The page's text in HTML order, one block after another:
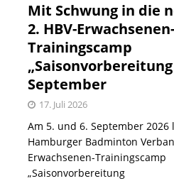
Mit Schwung in die
2. HBV-Erwachsenen-
Trainingscamp
September
17. Juli 2026
Am 5. und 6. September 2026
Hamburger Badminton
Erwachsenen-Trainingscamp
„Saisonvorbereitung